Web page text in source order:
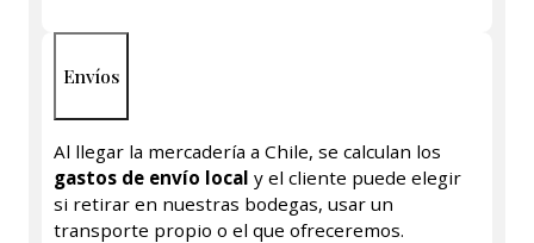
Envíos
Al llegar la mercadería a Chile, se calculan los
gastos de envío local y el cliente puede elegir
si retirar en nuestras bodegas, usar un
transporte propio o el que ofreceremos.